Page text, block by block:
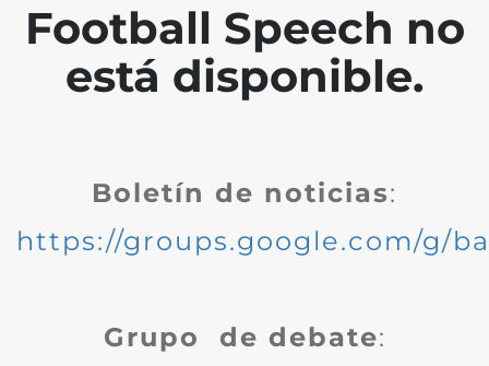
Football Speech no
está disponible.
Boletín de noticias:
https://groups.google.com/g/
Grupo de debate: